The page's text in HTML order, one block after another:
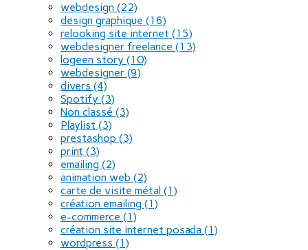
webdesign (22)
design graphique (16)
relooking site internet (15)
webdesigner freelance (13)
logeen story (10)
webdesigner (9)
divers (4)
Spotify (3)
Non classé (3)
Playlist (3)
prestashop (3)
print (3)
emailing (2)
animation web (2)
carte de visite métal (1)
création emailing (1)
e-commerce (1)
création site internet posada (1)
wordpress (1)